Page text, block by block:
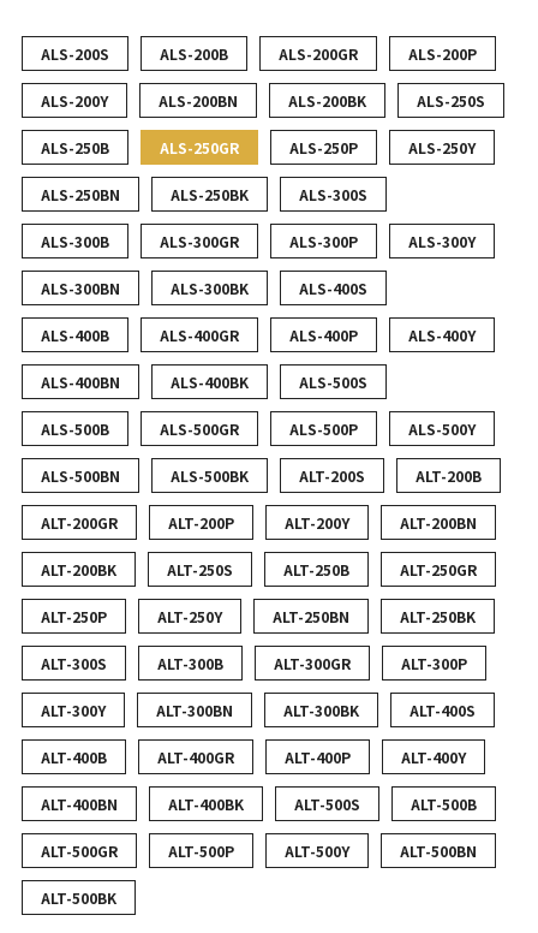
ALS-200S ALS-200B ALS-200GR ALS-200P
ALS-200Y ALS-200BN ALS-200BK ALS-250S
ALS-250B ALS-250GR ALS-250P ALS-250Y
ALS-250BN ALS-250BK ALS-300S
ALS-300B ALS-300GR ALS-300P ALS-300Y
ALS-300BN ALS-300BK ALS-400S
ALS-400B ALS-400GR ALS-400P ALS-400Y
ALS-400BN ALS-400BK ALS-500S
ALS-500B ALS-500GR ALS-500P ALS-500Y
ALS-500BN ALS-500BK ALT-200S ALT-200B
ALT-200GR ALT-200P ALT-200Y ALT-200BN
ALT-200BK ALT-250S ALT-250B ALT-250GR
ALT-250P ALT-250Y ALT-250BN ALT-250BK
ALT-300S ALT-300B ALT-300GR ALT-300P
ALT-300Y ALT-300BN ALT-300BK ALT-400S
ALT-400B ALT-400GR ALT-400P ALT-400Y
ALT-400BN ALT-400BK ALT-500S ALT-500B
ALT-500GR ALT-500P ALT-500Y ALT-500BN
ALT-500BK